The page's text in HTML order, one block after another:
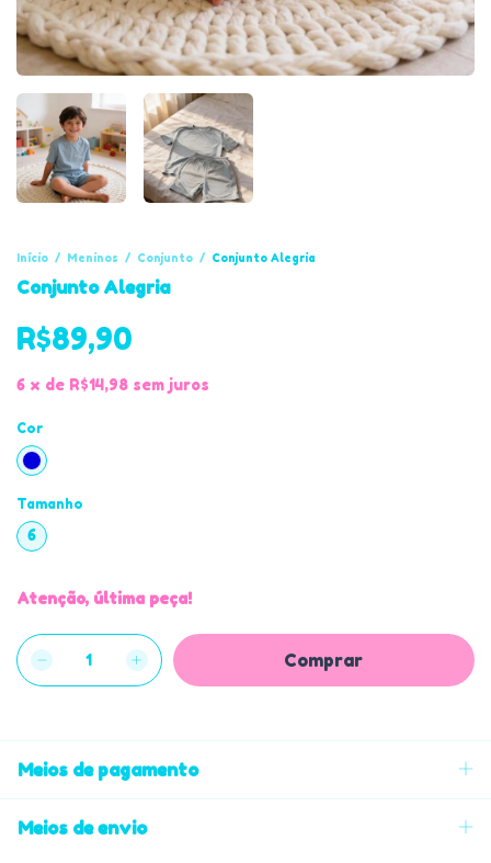
Início / Meninos / Conjunto / Conjunto Alegria
Conjunto Alegria
R$89,90
6 x de R$14,98 sem juros
Cor
Tamanho
6
Atenção, última peça!
Meios de pagamento
Meios de envio